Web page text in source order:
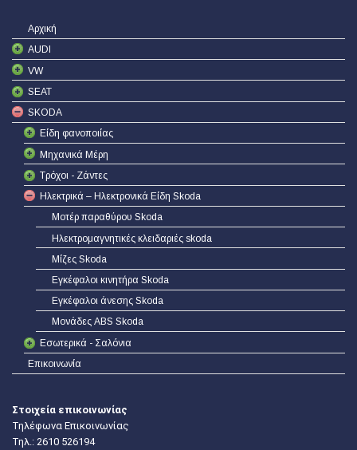
Αρχική
AUDI
VW
SEAT
SKODA
Είδη φανοποιίας
Μηχανικά Μέρη
Τρόχοι - Ζάντες
Ηλεκτρικά – Ηλεκτρονικά Είδη Skoda
Μοτέρ παραθύρου Skoda
Ηλεκτρομαγνητικές κλειδαριές skoda
Μίζες Skoda
Εγκέφαλοι κινητήρα Skoda
Εγκέφαλοι άνεσης Skoda
Μονάδες ABS Skoda
Εσωτερικά - Σαλόνια
Επικοινωνία
Στοιχεία επικοινωνίας
Τηλέφωνα Επικοινωνίας
Τηλ.: 2610 526194